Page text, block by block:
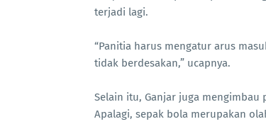
terjadi lagi.
“Panitia harus mengatur arus
tidak berdesakan,” ucapnya.
Selain itu, Ganjar juga
Apalagi, sepak bola merupakan